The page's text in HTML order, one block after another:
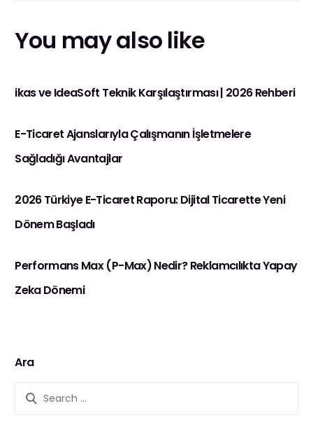
You may also like
ikas ve IdeaSoft Teknik Karşılaştırması | 2026 Rehberi
E-Ticaret Ajanslarıyla Çalışmanın İşletmelere
Sağladığı Avantajlar
2026 Türkiye E-Ticaret Raporu: Dijital Ticarette Yeni
Dönem Başladı
Performans Max (P-Max) Nedir? Reklamcılıkta Yapay
Zeka Dönemi
Ara